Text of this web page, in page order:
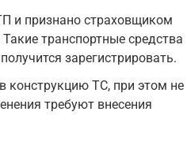
и признано страховщиком
транспортные средства
зарегистрировать.
конструкцию ТС, при этом не
требуют внесения